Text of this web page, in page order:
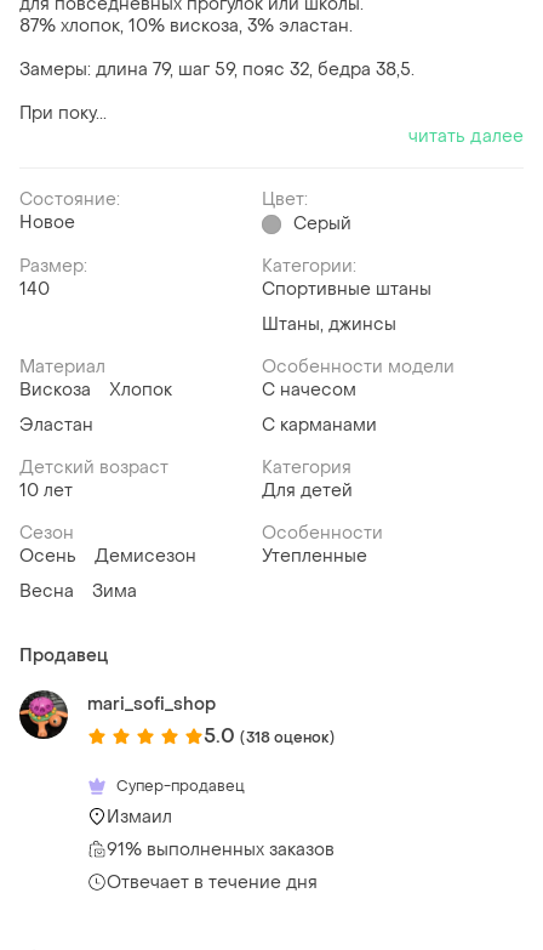
87% хлопок, 10% вискоза, 3% эластан.
Замеры: длина 79, шаг 59, пояс 32, бедра 38,5.
При поку...
читать далее
Состояние:
Новое
Цвет:
Серый
Размер:
140
Категории:
Спортивные штаны
Штаны, джинсы
Материал
Вискоза
Хлопок
Эластан
Особенности модели
С начесом
С карманами
Детский возраст
10 лет
Категория
Для детей
Сезон
Осень
Демисезон
Весна
Зима
Особенности
Утепленные
Продавец
mari_sofi_shop
5.0 (318 оценок)
Супер-продавец
Измаил
91% выполненных заказов
Отвечает в течение дня